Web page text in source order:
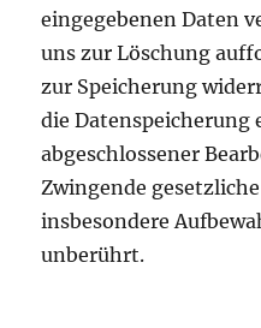
eingegebenen Daten
uns zur Löschung
zur Speicherung
die Datenspeicherung
abgeschlossener
Zwingende
insbesondere
unberührt.